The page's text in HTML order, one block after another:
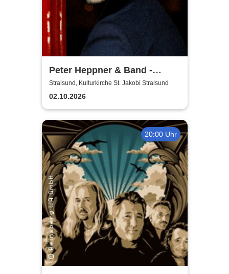
Peter Heppner & Band -
Akustik Tour 2026
Stralsund, Kulturkirche St. Jakobi Stralsund
02.10.2026
20:00 Uhr